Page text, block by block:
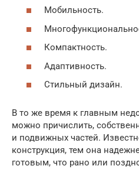
Мобильность.
Компактность.
Адаптивность.
Стильный дизайн.
В то же время к главным
можно причислить,
и подвижных частей.
конструкция, тем она
готовым, что рано или